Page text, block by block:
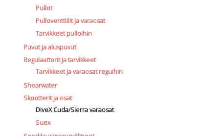
Pullot
Pulloventtiilit ja varaosat
Tarvikkeet pulloihin
Puvut ja aluspuvut
Regulaattorit ja tarvikkeet
Tarvikkeet ja varaosat reguihin
Shearwater
Skootterit ja osat
DiveX Cuda/Sierra varaosat
Suex